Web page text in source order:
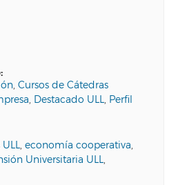
,Cursos de Cátedras
, Destacado ULL, Perfil
ULL,economía cooperativa,
Universitaria ULL,